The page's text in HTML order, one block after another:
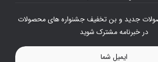
جدید و بن تخفیف جشنواره های محصولات
در خبرنامه مشترک شوید